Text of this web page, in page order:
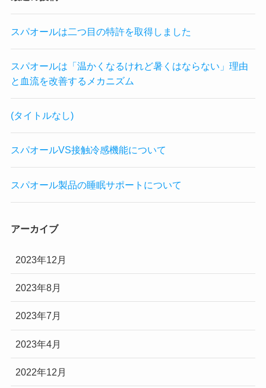
スパオールは二つ目の特許を取得しました
スパオールは「温かくなるけれど暑くはならない」理由
と血流を改善するメカニズム
(タイトルなし)
スパオールVS接触冷感機能について
スパオール製品の睡眠サポートについて
アーカイブ
2023年12月
2023年8月
2023年7月
2023年4月
2022年12月